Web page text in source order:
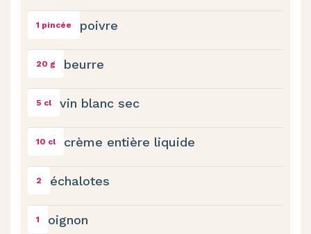
1 pincée poivre
20 g beurre
5 cl vin blanc sec
10 cl crème entière liquide
2 échalotes
1 oignon